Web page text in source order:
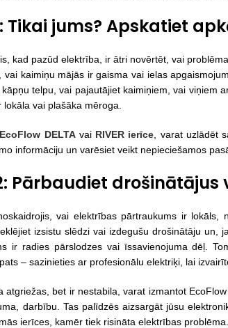
Tikai jums? Apskatiet
kad pazūd elektrība, ir ātri novērtēt, vai
vai kaimiņu mājās ir gaisma vai ielas
telpu, vai pajautājiet kaimiņiem, vai viņiem
lokāla vai plašāka mēroga.
EcoFlow DELTAvai RIVER ierīce , varat uzlādēt
informāciju un varēsiet veikt nepieciešamos
Pārbaudiet drošinātājus
vai elektrības pārtraukums ir lokāls,
izsistu slēdzi vai izdegušu drošinātāju un,
ir radies pārslodzes vai īssavienojuma dēļ.
– sazinieties ar profesionālu elektriķi, lai
atgriežas, bet ir nestabila, varat izmantot
darbību. Tas palīdzēs aizsargāt jūsu
ierīces, kamēr tiek risināta elektrības problēma.